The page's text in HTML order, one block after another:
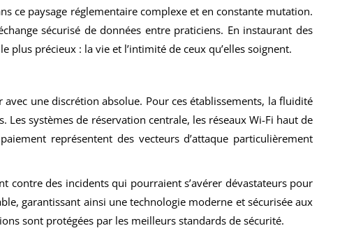
ce paysage réglementaire complexe et en constante mutation.
sécurisé de données entre praticiens. En instaurant des
précieux : la vie et l’intimité de ceux qu’elles soignent.
une discrétion absolue. Pour ces établissements, la fluidité
systèmes de réservation centrale, les réseaux Wi-Fi haut de
représentent des vecteurs d’attaque particulièrement
contre des incidents qui pourraient s’avérer dévastateurs pour
garantissant ainsi une technologie moderne et sécurisée aux
sont protégées par les meilleurs standards de sécurité.